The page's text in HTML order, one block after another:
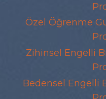
Özel Öğrenme
Zihinsel Engelli
Bedensel Engelli